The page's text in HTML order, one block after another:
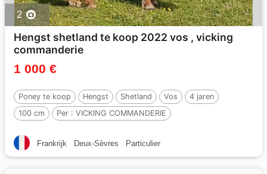
2
Hengst shetland te koop 2022 vos , vicking
commanderie
1 000 €
Poney te koop Hengst Shetland Vos
4 jaren
100 cm
Per : VICKING COMMANDERIE
Frankrijk Deux-Sèvres Particulier